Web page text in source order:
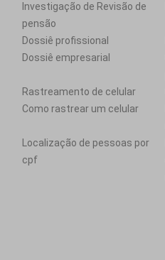
Investigação de Revisão de
pensão
Dossiê profissional
Dossiê empresarial
Rastreamento de celular
Como rastrear um celular
Localização de pessoas por
cpf